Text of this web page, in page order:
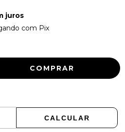
juros
com Pix
CALCULAR